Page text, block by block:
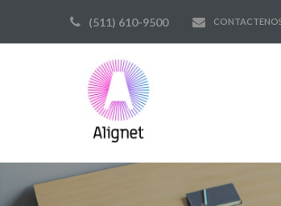
(511) 610-9500